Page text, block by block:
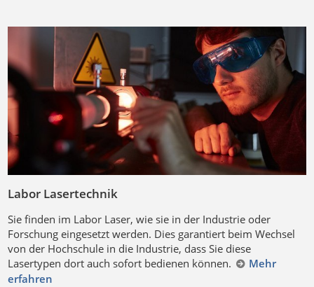
Labor Lasertechnik
Sie finden im Labor Laser, wie sie in der Industrie oder
Forschung eingesetzt werden. Dies garantiert beim Wechsel
von der Hochschule in die Industrie, dass Sie diese
Lasertypen dort auch sofort bedienen können.
Mehr
erfahren